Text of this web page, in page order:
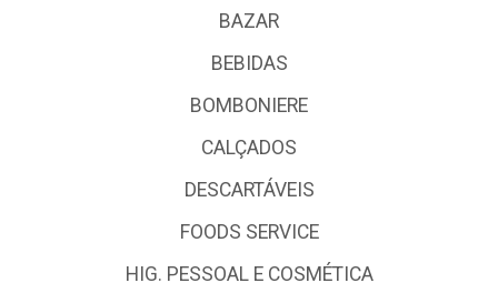
BAZAR
BEBIDAS
BOMBONIERE
CALÇADOS
DESCARTÁVEIS
FOODS SERVICE
HIG. PESSOAL E COSMÉTICA